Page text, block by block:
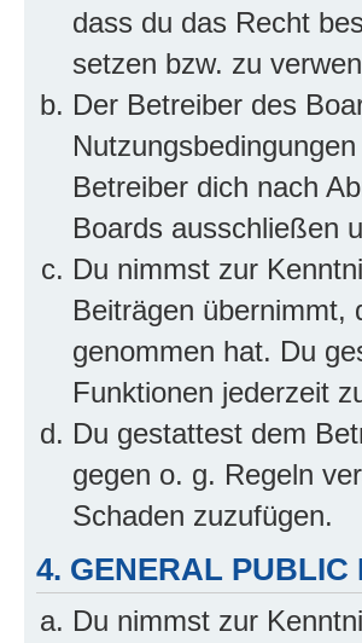
dass du das Recht
setzen bzw. zu
Der Betreiber des
Betreiber dich nach
Boards ausschließen
Du nimmst zur
Beiträgen übernimmt,
genommen hat. Du
Funktionen jederzeit
Du gestattest dem
gegen o. g. Regeln
Schaden zuzufügen.
4. GENERAL PUBLIC
Du nimmst zur